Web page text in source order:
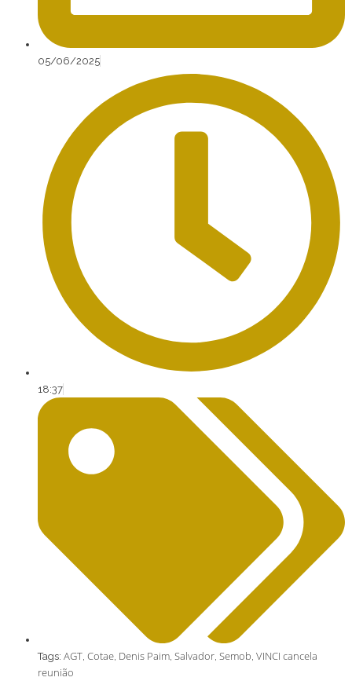
05/06/2025
18:37
Tags: AGT, Cotae, Denis Paim, Salvador, Semob, VINCI cancela
reunião